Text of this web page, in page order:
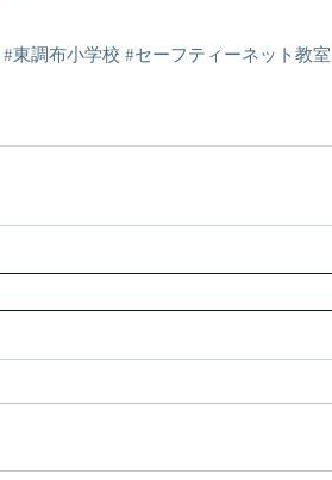
#東調布小学校 #セーフティーネット教室